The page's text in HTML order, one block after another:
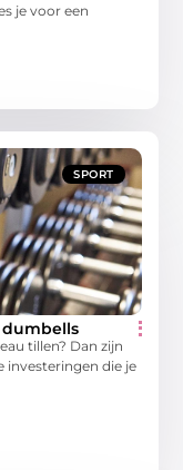
je voor een
SPORT
tillen? Dan zijn
investeringen die je